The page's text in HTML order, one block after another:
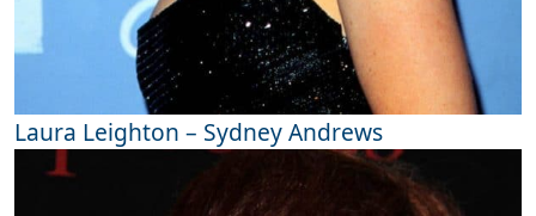
Laura Leighton – Sydney Andrews